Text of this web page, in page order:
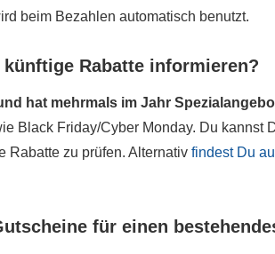
beim Bezahlen automatisch benutzt.
Rabatte informieren?
hat mehrmals im Jahr
Black Friday/Cyber Monday. Du kannst
Rabatte zu prüfen. Alternativ findest Du
für einen